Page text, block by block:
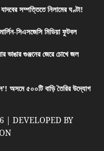
সম্পত্তিতে নিলামের ঘণ্টা!
সিএসজেসি মিডিয়া ফুটবল
ভাঙার গুঞ্জনের জেরে চোখে জল
অসমে ৫০০টি বাড়ি তৈরির উদ্যোগ
| DEVELOPED BY